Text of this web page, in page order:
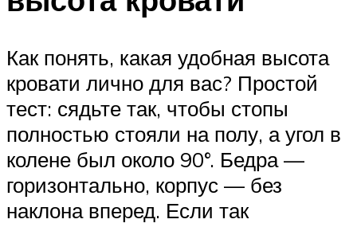
Как понять, какая удобная высота
кровати лично для вас? Простой
тест: сядьте так, чтобы стопы
полностью стояли на полу, а угол в
колене был около 90°. Бедра —
горизонтально, корпус — без
наклона вперед. Если так